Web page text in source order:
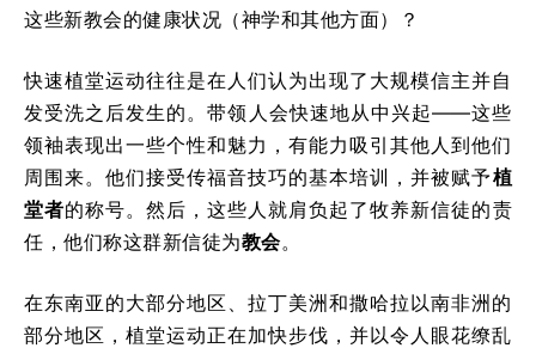
这些新教会的健康状况（神学和其他方面）？
快速植堂运动往往是在人们认为出现了大规模信主并自
发受洗之后发生的。带领人会快速地从中兴起——这些
领袖表现出一些个性和魅力，有能力吸引其他人到他们
周围来。他们接受传福音技巧的基本培训，并被赋予植
堂者的称号。然后，这些人就肩负起了牧养新信徒的责
任，他们称这群新信徒为教会。
在东南亚的大部分地区、拉丁美洲和撒哈拉以南非洲的
部分地区，植堂运动正在加快步伐，并以令人眼花缭乱